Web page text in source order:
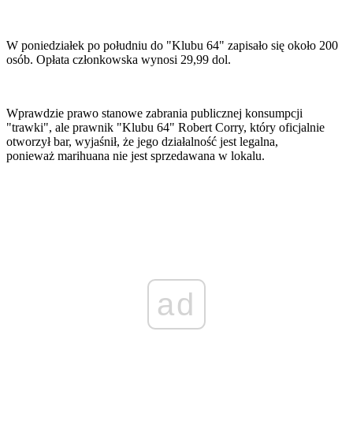
W poniedziałek po południu do "Klubu 64" zapisało się około 200
osób. Opłata członkowska wynosi 29,99 dol.
Wprawdzie prawo stanowe zabrania publicznej konsumpcji
"trawki", ale prawnik "Klubu 64" Robert Corry, który oficjalnie
otworzył bar, wyjaśnił, że jego działalność jest legalna,
ponieważ marihuana nie jest sprzedawana w lokalu.
ad